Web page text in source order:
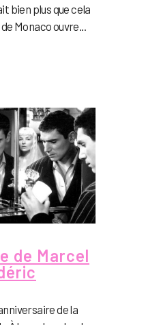
bien plus que cela
Monaco ouvre...
de Marcel
de la